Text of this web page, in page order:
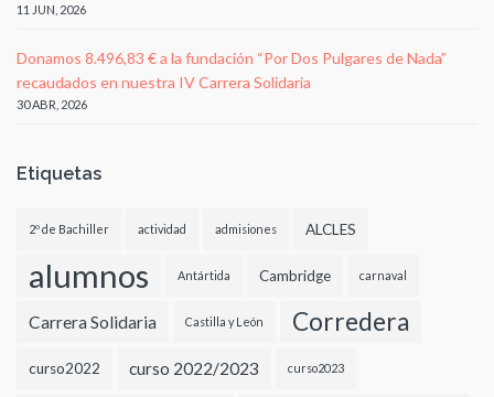
11 JUN, 2026
Donamos 8.496,83 € a la fundación “Por Dos Pulgares de Nada”
recaudados en nuestra IV Carrera Solidaria
30 ABR, 2026
Etiquetas
2º de Bachiller actividad admisiones ALCLES
alumnos Antártida Cambridge carnaval
Carrera Solidaria Castilla y León Corredera
curso2022 curso 2022/2023 curso2023